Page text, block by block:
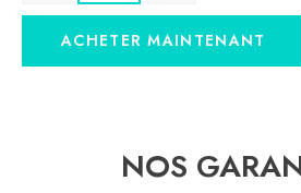
ACHETER MAINTENANT
NOS